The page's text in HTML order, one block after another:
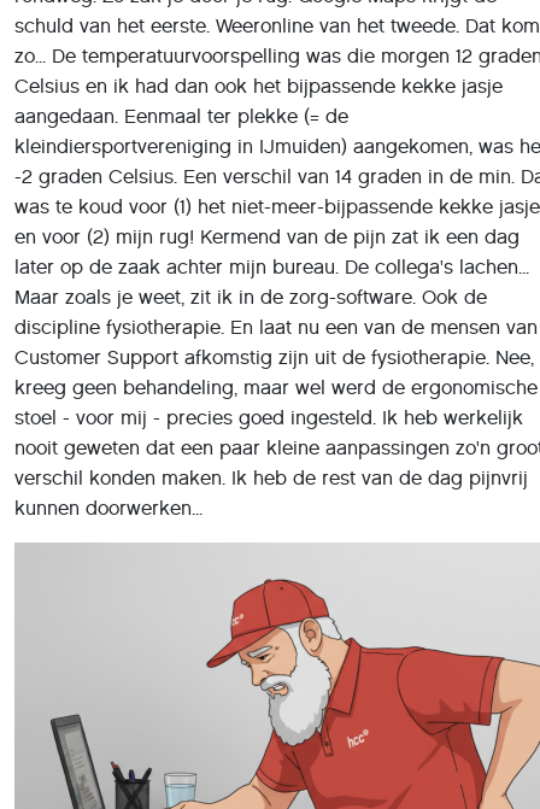
Celsius en ik had dan ook het bijpassende kekke jasje
aangedaan. Eenmaal ter plekke (= de
kleindiersportvereniging in IJmuiden) aangekomen, was
-2 graden Celsius. Een verschil van 14 graden in de min.
was te koud voor (1) het niet-meer-bijpassende kekke jasje
en voor (2) mijn rug! Kermend van de pijn zat ik een dag
later op de zaak achter mijn bureau. De collega's lachen...
Maar zoals je weet, zit ik in de zorg-software. Ook de
discipline fysiotherapie. En laat nu een van de mensen van
Customer Support afkomstig zijn uit de fysiotherapie. Nee,
kreeg geen behandeling, maar wel werd de ergonomische
stoel - voor mij - precies goed ingesteld. Ik heb werkelijk
nooit geweten dat een paar kleine aanpassingen zo'n
verschil konden maken. Ik heb de rest van de dag pijnvrij
kunnen doorwerken...